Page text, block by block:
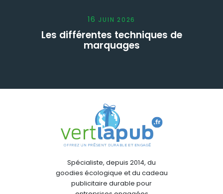
16 JUIN 2026
Les différentes techniques de
marquages
Spécialiste, depuis 2014, du
goodies écologique et du cadeau
publicitaire durable pour